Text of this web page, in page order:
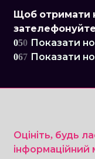
Щоб отримати
050 Показати
067 Показати
Оцініть, будь
інформаційний